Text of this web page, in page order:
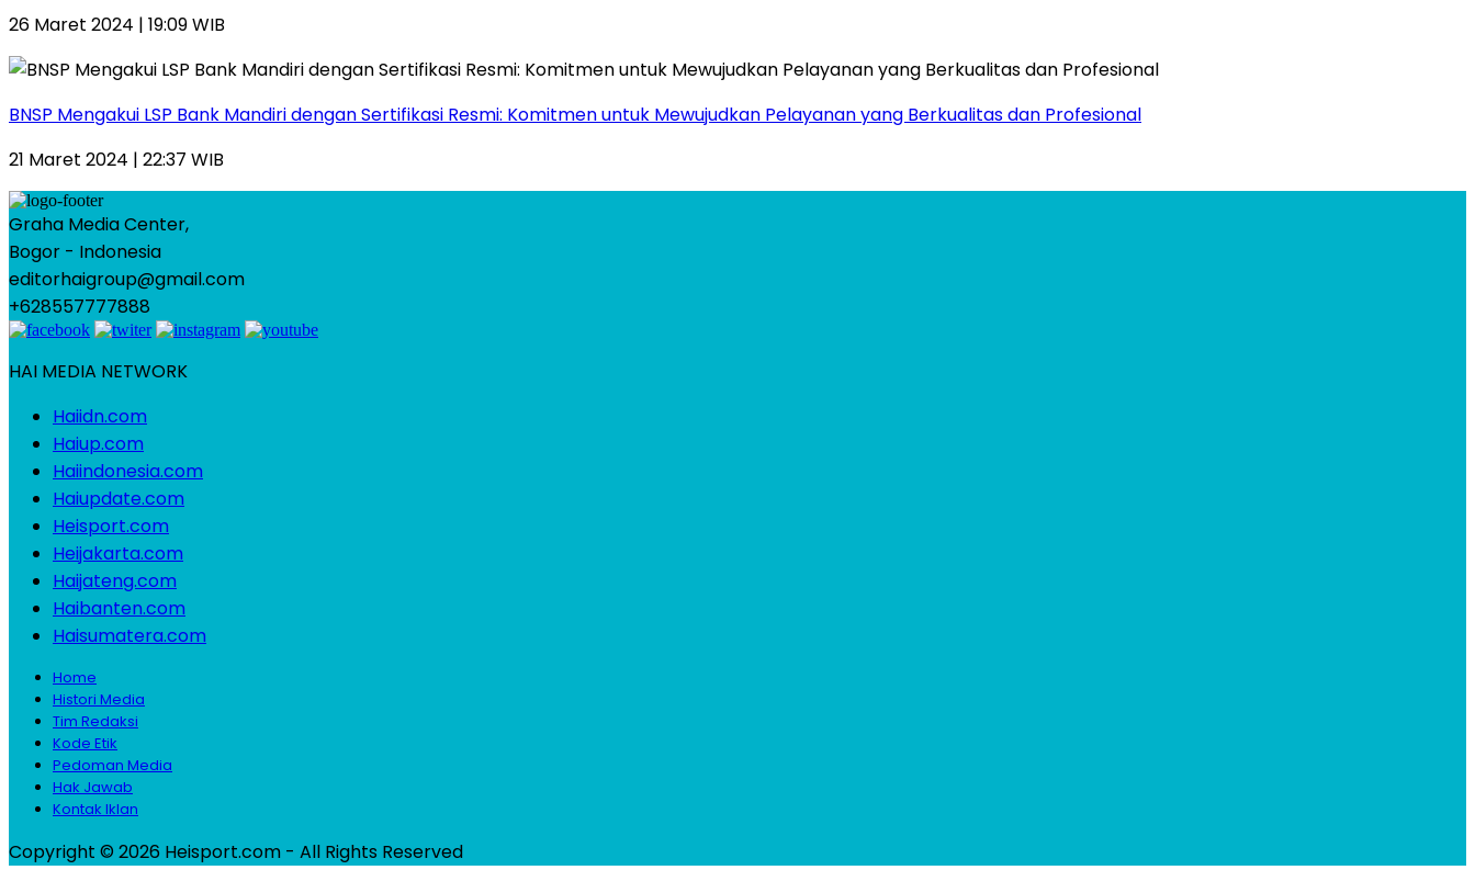
26 Maret 2024 | 19:09 WIB
BNSP Mengakui LSP Bank Mandiri dengan Sertifikasi Resmi: Komitmen untuk Mewujudkan Pelayanan yang Berkualitas dan Profesional
21 Maret 2024 | 22:37 WIB
Graha Media Center,
Bogor - Indonesia
editorhaigroup@gmail.com
+628557777888
HAI MEDIA NETWORK
Haiidn.com
Haiup.com
Haiindonesia.com
Haiupdate.com
Heisport.com
Heijakarta.com
Haijateng.com
Haibanten.com
Haisumatera.com
Home
Histori Media
Tim Redaksi
Kode Etik
Pedoman Media
Hak Jawab
Kontak Iklan
Copyright © 2026 Heisport.com - All Rights Reserved